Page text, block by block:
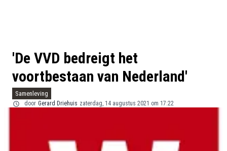
'De VVD bedreigt het
voortbestaan van Nederland'
Samenleving
door Gerard Driehuis zaterdag, 14 augustus 2021 om 17:22